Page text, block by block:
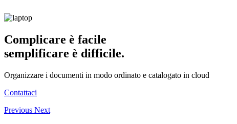
Complicare è facile
semplificare è difficile.
Organizzare i documenti in modo ordinato e catalogato in cloud
Contattaci
Previous Next